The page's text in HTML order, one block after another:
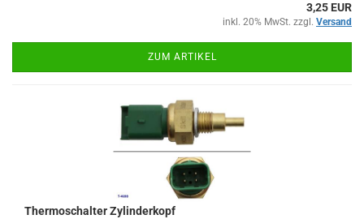
3,25 EUR
inkl. 20% MwSt. zzgl. Versand
ZUM ARTIKEL
Thermoschalter Zylinderkopf